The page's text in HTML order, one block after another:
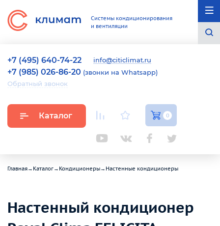
Системы кондиционирования
и вентиляции
+7 (495) 640-74-22 info@citiclimat.ru
+7 (985) 026-86-20 (звонки на Whatsapp)
Обратный звонок
Каталог 0
Главная→ Каталог→ Кондиционеры→ Настенные кондиционеры
Настенный кондиционер